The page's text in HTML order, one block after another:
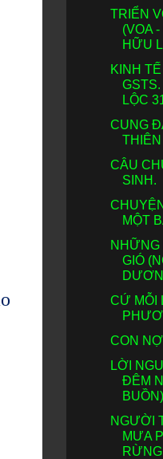
TRIỂN
(VOA
HỮU
KINH
LỘC
CUNG
CÂU
SINH.
MỘT
NHỮNG
GIÓ
CỨ MỖI
CON
LỜI
ĐÊM
BUỒN)
NGƯỜI
MƯA